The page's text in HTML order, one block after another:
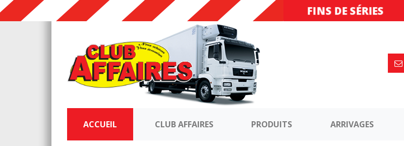
DESTOCKAGE
FINS DE SÉRIES
ACCUEIL CLUB AFFAIRES PRODUITS ARRIVAGES